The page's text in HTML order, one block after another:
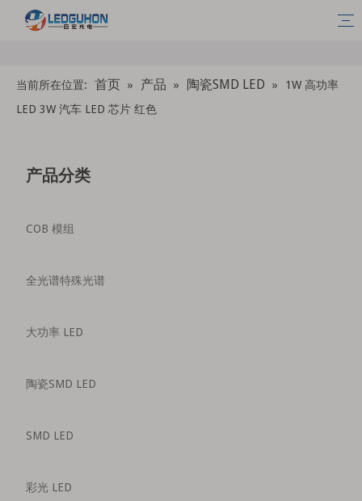
当前所在位置: 首页 » 产品 » 陶瓷SMD LED »
1W 高功率
LED 3W 汽车 LED 芯片 红色
产品分类
COB 模组
全光谱特殊光谱
大功率 LED
陶瓷SMD LED
SMD LED
彩光 LED